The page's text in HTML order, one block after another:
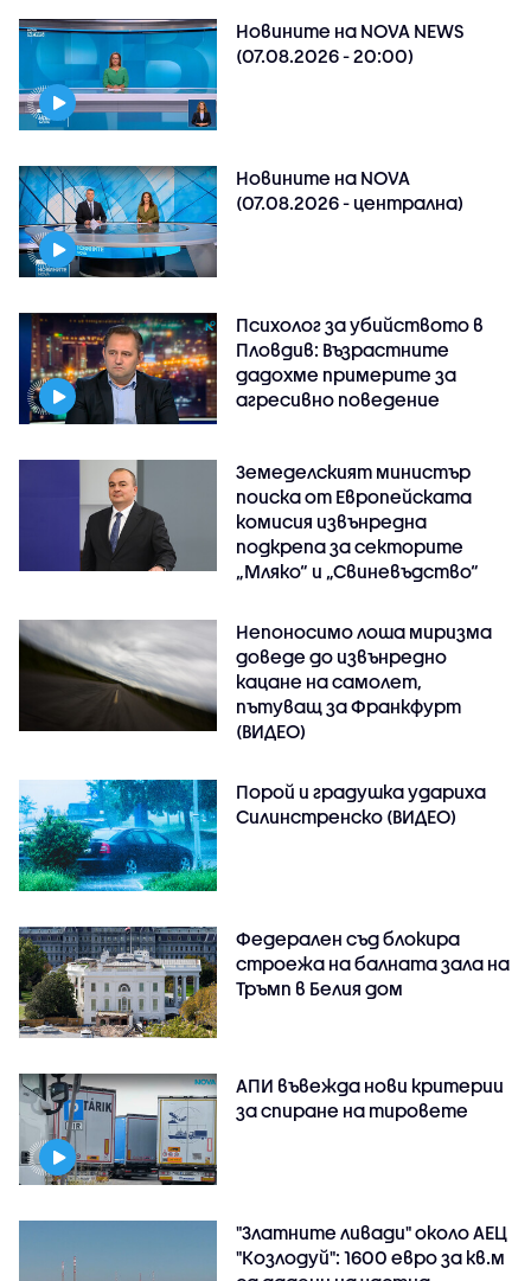
Новините на NOVA NEWS
(07.08.2026 - 20:00)
Новините на NOVA
(07.08.2026 - централна)
Психолог за убийството в
Пловдив: Възрастните
дадохме примерите за
агресивно поведение
Земеделският министър
поиска от Европейската
комисия извънредна
подкрепа за секторите
„Мляко“ и „Свиневъдство“
Непоносимо лоша миризма
доведе до извънредно
кацане на самолет,
пътуващ за Франкфурт
(ВИДЕО)
Порой и градушка удариха
Силинстренско (ВИДЕО)
Федерален съд блокира
строежа на балната зала на
Тръмп в Белия дом
АПИ въвежда нови критерии
за спиране на тировете
"Златните ливади" около АЕЦ
"Козлодуй": 1600 евро за кв.м